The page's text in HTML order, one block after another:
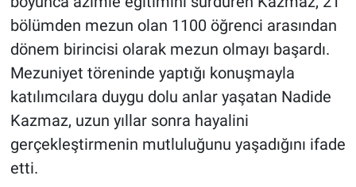
bölümden mezun olan 1100 öğrenci arasından
dönem birincisi olarak mezun olmayı başardı.
Mezuniyet töreninde yaptığı konuşmayla
katılımcılara duygu dolu anlar yaşatan Nadide
Kazmaz, uzun yıllar sonra hayalini
gerçekleştirmenin mutluluğunu yaşadığını ifade
etti.